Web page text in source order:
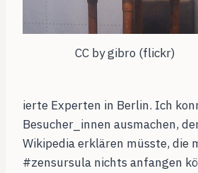
CC by gibro (flickr)
ierte Experten in Berlin. Ich
Besucher_innen ausmachen,
Wikipedia erklären müsste, die
#zensursula nichts anfangen